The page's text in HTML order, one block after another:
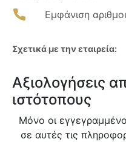
Εμφάνιση
Σχετικά με την εταιρεία:
Αξιολογήσεις
ιστότοπους
Μόνο οι
σε αυτές τις